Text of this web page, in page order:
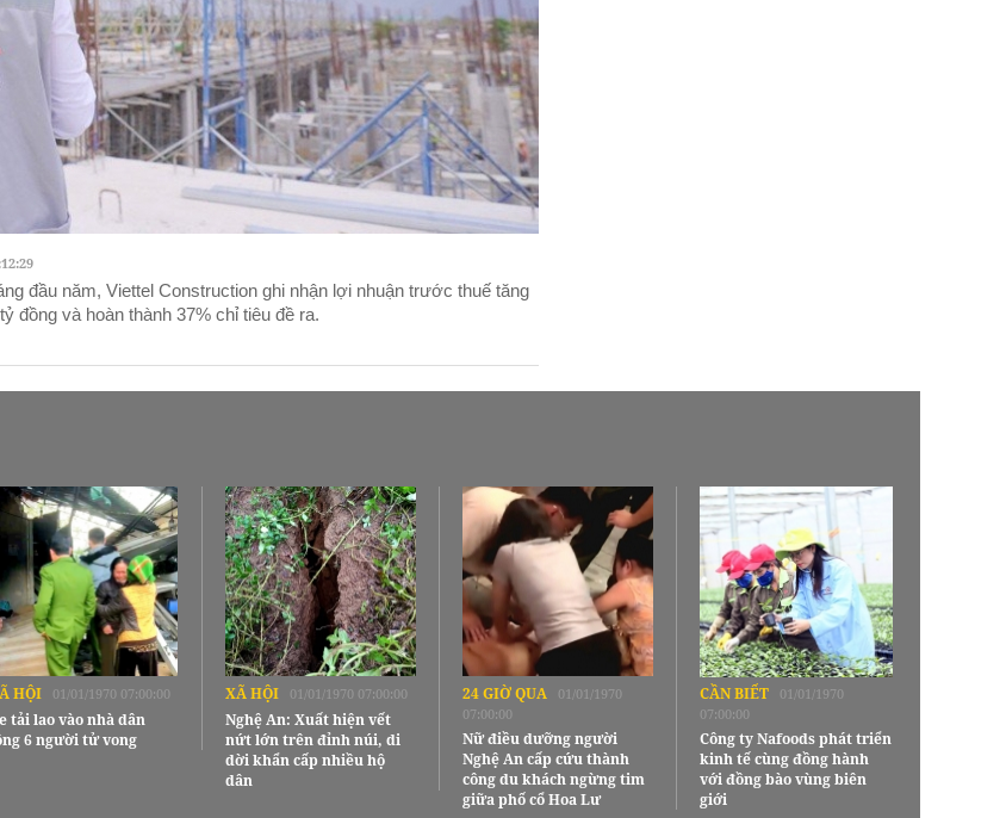
đầu năm, Viettel Construction ghi nhận lợi nhuận trước thuế tăng
đồng và hoàn thành 37% chỉ tiêu đề ra.
HỘI 01/01/1970 07:00:00
tải lao vào nhà dân
6 người tử vong
XÃ HỘI 01/01/1970 07:00:00
Nghệ An: Xuất hiện vết
nứt lớn trên đỉnh núi, di
dời khẩn cấp nhiều hộ
dân
24 GIỜ QUA
01/01/1970
07:00:00
Nữ điều dưỡng người
Nghệ An cấp cứu thành
công du khách ngừng tim
giữa phố cổ Hoa Lư
CẦN BIẾT
01/01/1970
07:00:00
Công ty Nafoods phát triển
kinh tế cùng đồng hành
với đồng bào vùng biên
giới